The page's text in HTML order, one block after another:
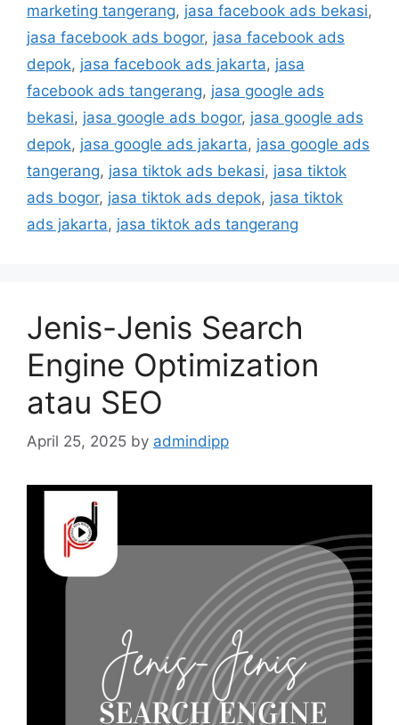
marketing tangerang, jasa facebook ads bekasi,
jasa facebook ads bogor, jasa facebook ads
depok, jasa facebook ads jakarta, jasa
facebook ads tangerang, jasa google ads
bekasi, jasa google ads bogor, jasa google ads
depok, jasa google ads jakarta, jasa google ads
tangerang, jasa tiktok ads bekasi, jasa tiktok
ads bogor, jasa tiktok ads depok, jasa tiktok
ads jakarta, jasa tiktok ads tangerang
Jenis-Jenis Search
Engine Optimization
atau SEO
April 25, 2025 by admindipp